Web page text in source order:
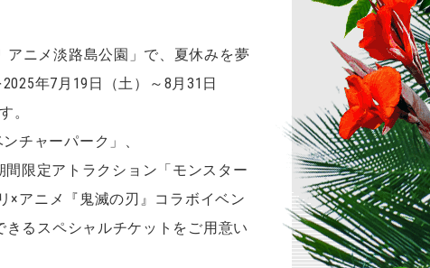
ニメ淡路島公園」で、夏休みを夢
年7月19日（土）～8月31日
。
チャーパーク」、
間限定アトラクション「モンスター
×アニメ『鬼滅の刃』コラボイベン
きるスペシャルチケットをご用意い